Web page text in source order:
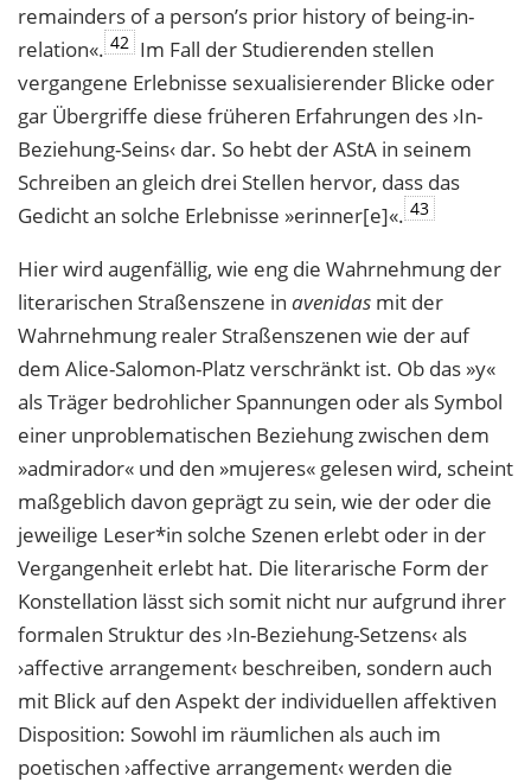
remainders of a person’s prior history of being-in-
relation«. 42 Im Fall der Studierenden stellen
vergangene Erlebnisse sexualisierender Blicke oder
gar Übergriffe diese früheren Erfahrungen des ›In-
Beziehung-Seins‹ dar. So hebt der AStA in seinem
Schreiben an gleich drei Stellen hervor, dass das
Gedicht an solche Erlebnisse »erinner[e]«. 43
Hier wird augenfällig, wie eng die Wahrnehmung der
literarischen Straßenszene in avenidas mit der
Wahrnehmung realer Straßenszenen wie der auf
dem Alice-Salomon-Platz verschränkt ist. Ob das »y«
als Träger bedrohlicher Spannungen oder als Symbol
einer unproblematischen Beziehung zwischen dem
»admirador« und den »mujeres« gelesen wird, scheint
maßgeblich davon geprägt zu sein, wie der oder die
jeweilige Leser*in solche Szenen erlebt oder in der
Vergangenheit erlebt hat. Die literarische Form der
Konstellation lässt sich somit nicht nur aufgrund ihrer
formalen Struktur des ›In-Beziehung-Setzens‹ als
›affective arrangement‹ beschreiben, sondern auch
mit Blick auf den Aspekt der individuellen affektiven
Disposition: Sowohl im räumlichen als auch im
poetischen ›affective arrangement‹ werden die